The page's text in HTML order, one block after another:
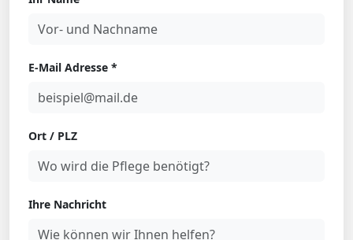
E-Mail Adresse *
Ort / PLZ
Ihre Nachricht